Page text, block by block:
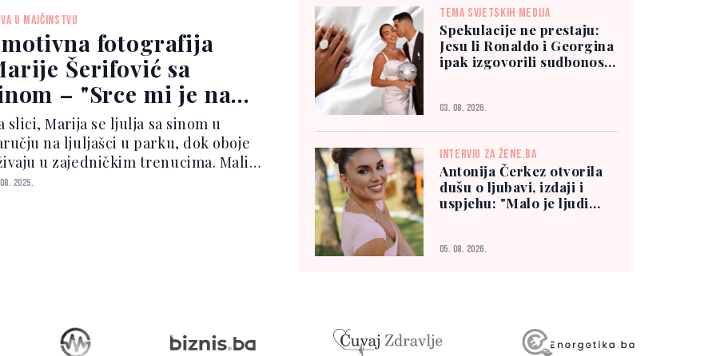
podržali. "Hajmo, jedna, za
sedmice lagano balkans...
U MAJČINSTVU
fotografija
Šerifović sa
– "Srce mi je na
slici, Marija se ljulja sa sinom u
na ljuljašci u parku, dok oboje
u zajedničkim trenucima. Mali
koji će u decembru napuniti
2025.
TEMA SVJETSKIH MEDIJA
Spekulacije ne prestaju:
Jesu li Ronaldo i Georgina
ipak izgovorili sudbonosno
03. 08. 2026.
INTERVJU ZA ŽENE.BA
Antonija Čerkez otvorila
dušu o ljubavi, izdaji i
uspjehu: "Malo je ljudi
05. 08. 2026.